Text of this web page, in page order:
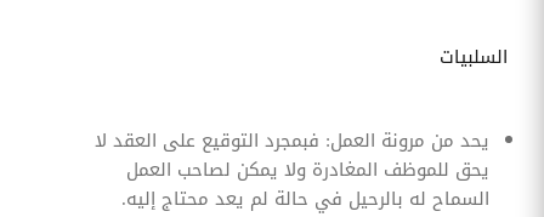
السلبيات
يحد من مرونة العمل: فبمجرد التوقيع على العقد لا
يحق للموظف المغادرة ولا يمكن لصاحب العمل
السماح له بالرحيل في حالة لم يعد محتاج إليه.